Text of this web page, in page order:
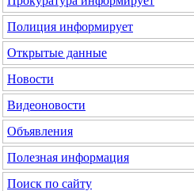
Полиция информирует
Открытые данные
Новости
Видеоновости
Объявления
Полезная информация
Поиск по сайту